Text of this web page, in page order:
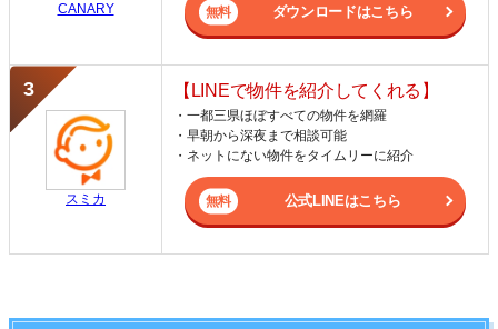
CANARY ダウンロードはこちら
スミカ
【LINEで物件を紹介してくれる】
・一都三県ほぼすべての物件を網羅
・早朝から深夜まで相談可能
・ネットにない物件をタイムリーに紹介
公式LINEはこちら